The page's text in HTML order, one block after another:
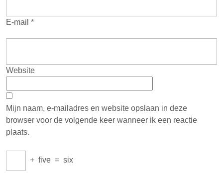
E-mail *
Website
Mijn naam, e-mailadres en website opslaan in deze
browser voor de volgende keer wanneer ik een reactie
plaats.
+ five = six